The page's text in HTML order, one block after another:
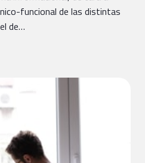
funcional de las distintas
de…